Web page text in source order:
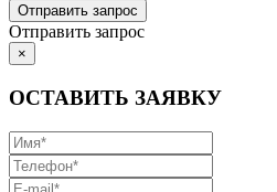
Отправить запрос
×
ОСТАВИТЬ ЗАЯВКУ